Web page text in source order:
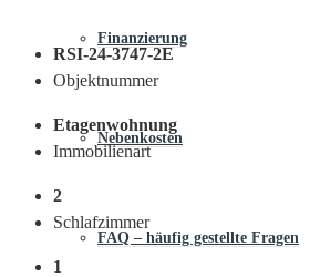
Finanzierung
Nebenkosten
FAQ – häufig gestellte Fragen
RSI-24-3747-2E
Objektnummer
Etagenwohnung
Immobilienart
2
Schlafzimmer
1